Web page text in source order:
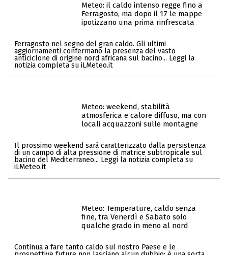
Meteo: il caldo intenso regge fino a
Ferragosto, ma dopo il 17 le mappe
ipotizzano una prima rinfrescata
Ferragosto nel segno del gran caldo. Gli ultimi
aggiornamenti confermano la presenza del vasto
anticiclone di origine nord africana sul bacino... Leggi la
notizia completa su iLMeteo.it
Meteo: weekend, stabilità
atmosferica e calore diffuso, ma con
locali acquazzoni sulle montagne
Il prossimo weekend sarà caratterizzato dalla persistenza
di un campo di alta pressione di matrice subtropicale sul
bacino del Mediterraneo... Leggi la notizia completa su
iLMeteo.it
Meteo: Temperature, caldo senza
fine, tra Venerdì e Sabato solo
qualche grado in meno al nord
Continua a fare tanto caldo sul nostro Paese e le